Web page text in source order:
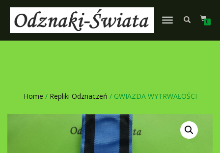
TOGGLE
0
Home / Repliki Odznaczeń / GWIAZDA WYTRWAŁOŚCI